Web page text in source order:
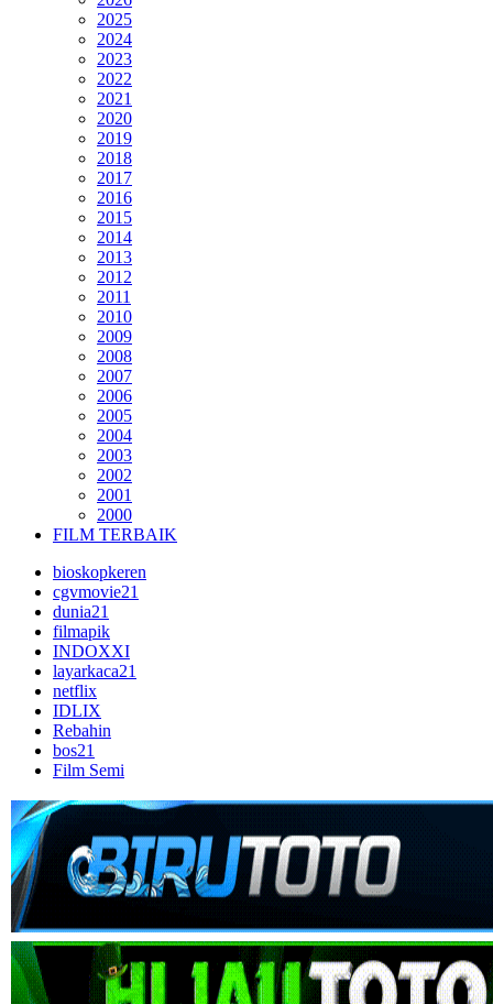
2025
2024
2023
2022
2021
2020
2019
2018
2017
2016
2015
2014
2013
2012
2011
2010
2009
2008
2007
2006
2005
2004
2003
2002
2001
2000
FILM TERBAIK
bioskopkeren
cgvmovie21
dunia21
filmapik
INDOXXI
layarkaca21
netflix
IDLIX
Rebahin
bos21
Film Semi